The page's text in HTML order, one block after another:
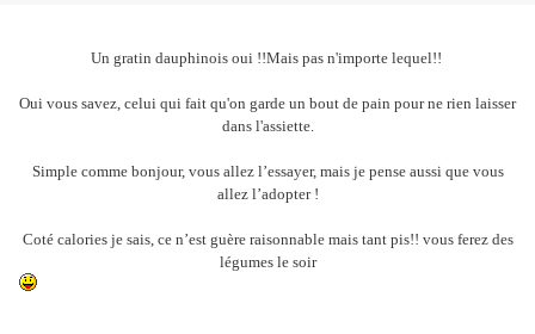
Un gratin dauphinois oui !!Mais pas n'importe lequel!!
Oui vous savez, celui qui fait qu'on garde un bout de pain pour ne rien laisser
dans l'assiette.
Simple comme bonjour, vous allez l’essayer, mais je pense aussi que vous
allez l’adopter !
Coté calories je sais, ce n’est guère raisonnable mais tant pis!! vous ferez des
légumes le soir